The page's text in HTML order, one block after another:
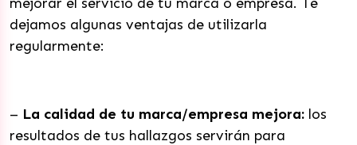
dejamos algunas ventajas de utilizarla
regularmente:
– La calidad de tu marca/empresa mejora: los
resultados de tus hallazgos servirán para